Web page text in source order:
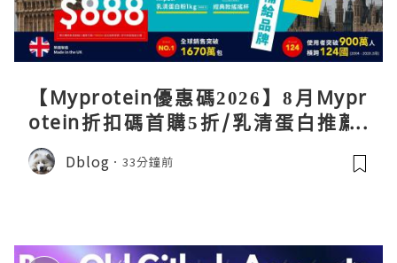
【Myprotein優惠碼2026】8月Mypr
otein折扣碼首購5折/乳清蛋白推薦/
關稅/信用卡優惠實測攻略
Dblog 33分鐘前